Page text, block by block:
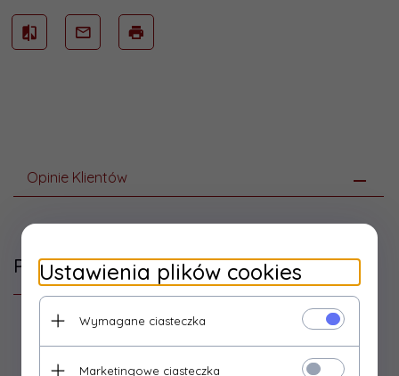
Opinie Klientów
Polecamy
Ustawienia plików cookies
Wymagane ciasteczka
Marketingowe ciasteczka